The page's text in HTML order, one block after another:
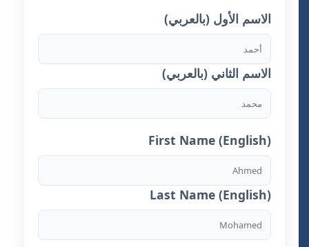
الاسم الأول (بالعربي)
الاسم الثاني (بالعربي)
First Name (English)
Last Name (English)